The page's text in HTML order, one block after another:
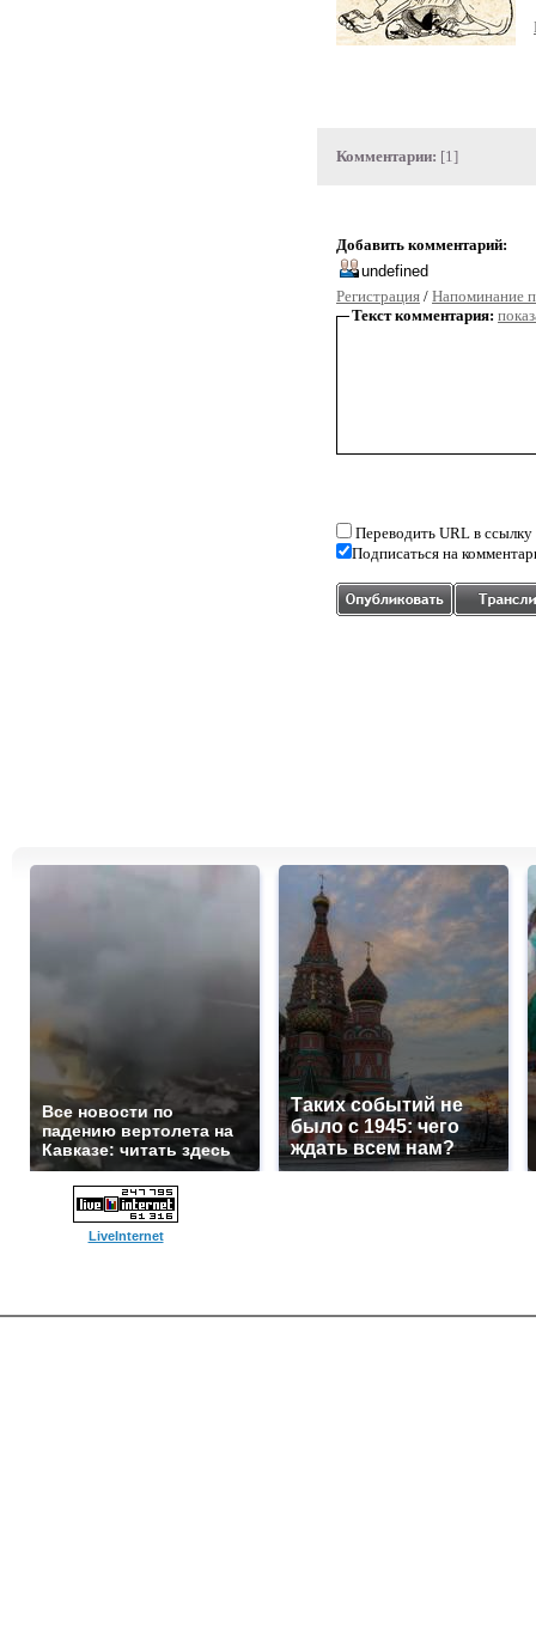
Комментарии: [1]
Добавить комментарий:
Регистрация / Напоминание
Текст комментария:
Переводить URL в ссылку
Подписаться на
Все новости по
падению вертолета на
Кавказе: читать здесь
Таких событий не
было с 1945: чего
ждать всем нам?
LiveInternet